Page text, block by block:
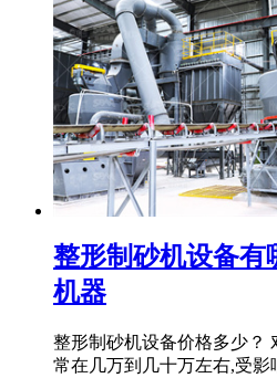
整形制砂机设备有
机器
整形制砂机设备价格多少？
常在几万到几十万左右,受